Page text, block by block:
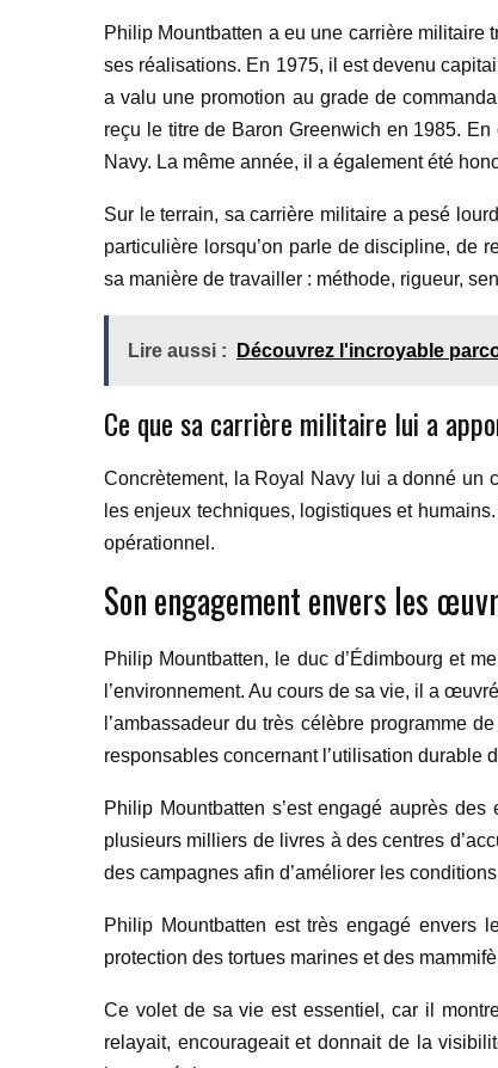
Philip Mountbatten a eu une carrière
ses réalisations. En 1975, il est devenu
a valu une promotion au grade de
reçu le titre de Baron Greenwich en 1985.
Navy. La même année, il a également été
Sur le terrain, sa carrière militaire a pesé
particulière lorsqu’on parle de discipline, de
sa manière de travailler : méthode, rigueur,
Lire aussi : Découvrez l'incroyable
Ce que sa carrière militaire lui a
Concrètement, la Royal Navy lui a donné un
les enjeux techniques, logistiques et
opérationnel.
Son engagement envers les
Philip Mountbatten, le duc d’Édimbourg et
l’environnement. Au cours de sa vie, il a
l’ambassadeur du très célèbre programme
responsables concernant l’utilisation durable
Philip Mountbatten s’est engagé auprès
plusieurs milliers de livres à des centres
des campagnes afin d’améliorer les
Philip Mountbatten est très engagé envers
protection des tortues marines et des
Ce volet de sa vie est essentiel, car il
relayait, encourageait et donnait de la